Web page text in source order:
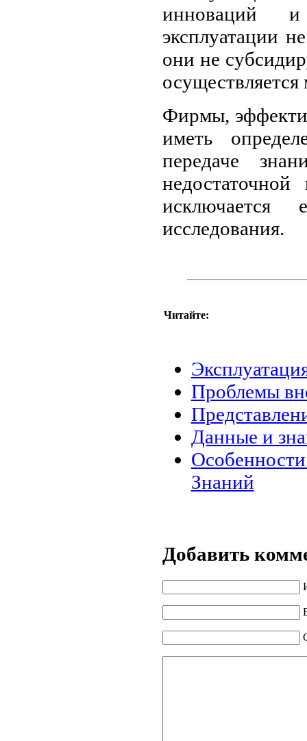
инноваций и
эксплуатации
они не
Фирмы,
иметь
передаче
исключается
исследования.
Читайте:
Проблемы
Данные и
Знаний
Добавить